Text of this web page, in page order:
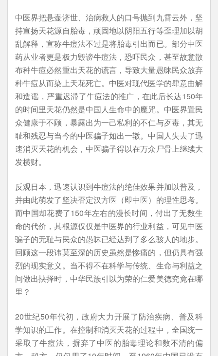
中医界把悬壶济世、治病救人的口号抛到九霄云外，坚
持宣扬天花源自胎毒，顽固地以阴阳五行等歪理加以胡
乱解释，宣称牛痘法不过是将胎毒引出而已。部分中医
药从业者更是极力毁谤牛痘法，恐吓民众，甚至故意散
布种牛痘必然重出天花的谎言，导致大量愚昧民众放弃
种牛痘从而染上天花死亡。中医对现代医学的肆意曲解
和造谣，严重迟滞了牛痘法的推广，在此后长达150年
的时间里天花仍然是中国人生命中的魔咒。中医界置民
众健康于不顾，暴露出为一己私利的不仁与歹毒，其无
耻和残忍与当今的中医骗子如出一辙。中国人失去了迅
速消灭天花的机会，中医骗子得以在万众尸骨上继续大
发横财。
反观日本，迅速认识到牛痘法的绝佳效果并加以普及，
并由此萌发了坚决否定汉方医（即中医）的理性思考。
而中国却花费了150年左右的漫长时间，付出了无数生
命的代价，其根源仅仅是中医界的行业利益，可见中医
骗子的无耻与民众的愚昧已经达到了多么骇人的地步。
回顾这一段讳莫至深的历史虽然是惨痛的，但仍具有强
烈的现实意义。当不得不在科学与传统、生命与利益之
间做出抉择时，中华民族引以为荣的仁爱美德究竟在哪
里？
20世纪50年代初，政府大力开展了防治疾病、普及科
学知识的工作。在控制和消灭天花的过程中，全国统一
采取了牛痘法，摒弃了中医的胎毒理论和数不清的偏